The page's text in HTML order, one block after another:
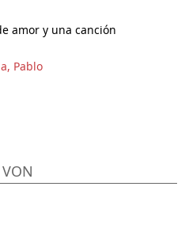
amor y una canción
Pablo